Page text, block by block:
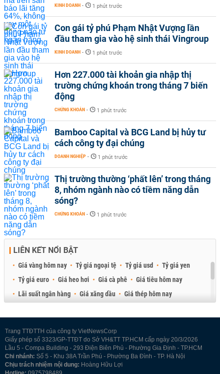
KINH DOANH - 1 phút trước
Con gái tỷ phú Phạm Nhật Vượng lần
đầu tham gia vào hệ sinh thái Vingroup
KINH DOANH - 1 phút trước
Hơn 227.000 tài khoản gia nhập thị
trường chứng khoán trong tháng 7 biến
động
CHỨNG KHOÁN - 1 phút trước
Bamboo Capital và BCG Land bị hủy tư
cách công ty đại chúng
DOANH NGHIỆP - 1 phút trước
Thị trường thường ‘phất lên’ trong tháng
8, nhóm ngành nào có tiềm năng dẫn
sóng?
CHỨNG KHOÁN - 1 phút trước
LIÊN KẾT NỔI BẬT
Giá vàng hôm nay Tỷ giá ngoại tệ Tỷ giá usd
Tỷ giá yen
Tỷ giá euro
Giá heo hơi Giá cà phê
Giá tiêu hôm nay
Lãi suất ngân hàng
Giá xăng dầu
Giá thép hôm nay
Trang TTĐTTH của công ty VietNewsCorp
Giấy phép số 3323/GP-TTĐT do Sở VH&TT TP.HCM cấp ngày 20/3/2026
Lầu 5 - Compa Building - 293 Điện Biên Phủ - Phường Gia Định - TP.HCM
Chi nhánh: Số 5 - Khu 38A Trần Phú - Phường Ba Đình - TP. Hà Nội
Chịu trách nhiệm nội dung: Hoàng Hữu Lợi